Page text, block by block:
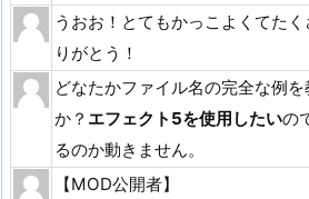
うおお！とてもかっこよくてた
りがとう！
どなたかファイル名の完全な例
か？ エフェクト5を使用したいの
るのか動きません。
【MOD公開者】